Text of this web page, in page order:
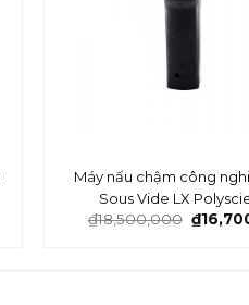
Máy nấu chậm công
Sous Vide LX
₫18,500,000 ₫